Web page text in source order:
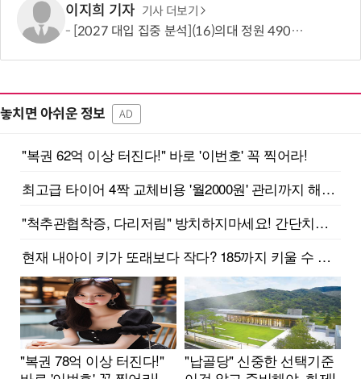
이지희 기자 기사 더보기
[2027 대입 집중 분석](16)의대 정원 490명 늘었지만…서울·수도권은 전형 변화에 주목
놓치면 아쉬운 정보 AD